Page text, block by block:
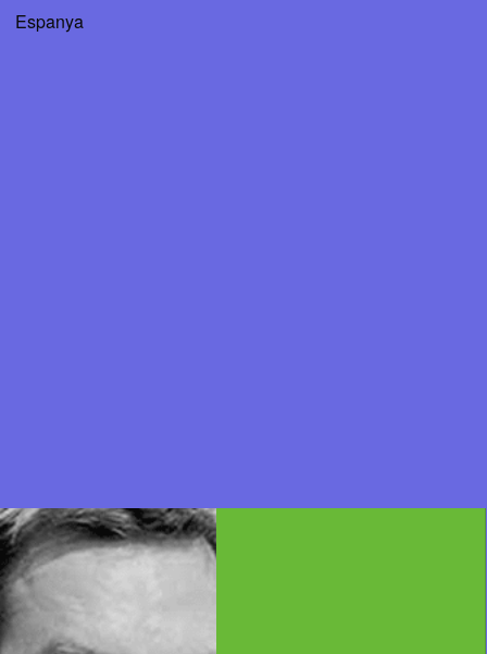
Espanya